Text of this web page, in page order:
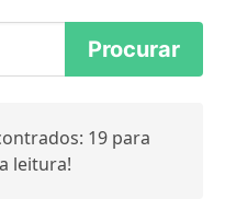
19 para
leitura!